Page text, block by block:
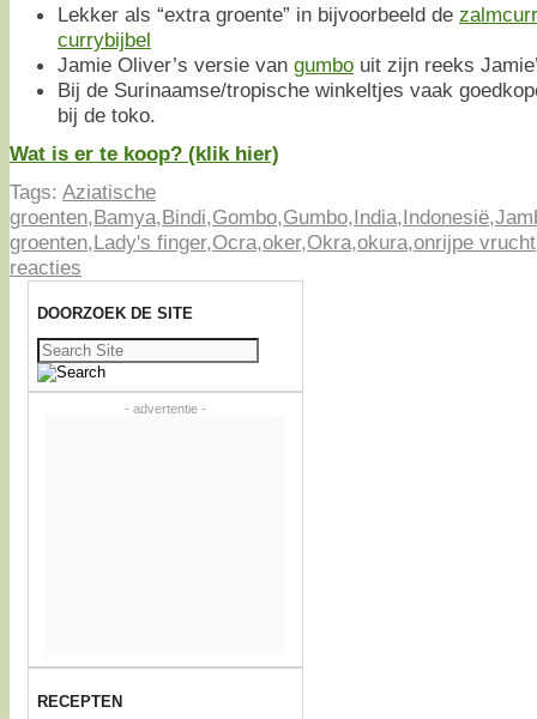
Lekker als “extra groente” in bijvoorbeeld de
currybijbel
Jamie Oliver’s versie van gumbo uit zijn reeks
Bij de Surinaamse/tropische winkeltjes vaak
bij de toko.
Wat is er te koop? (klik hier)
Tags: Aziatische
groenten,Bamya,Bindi,Gombo,Gumbo,India,Indonesië,
groenten,Lady's finger,Ocra,oker,Okra,okura,onrijpe vrucht
reacties
DOORZOEK DE SITE
Zoeken
naar:
- advertentie -
RECEPTEN